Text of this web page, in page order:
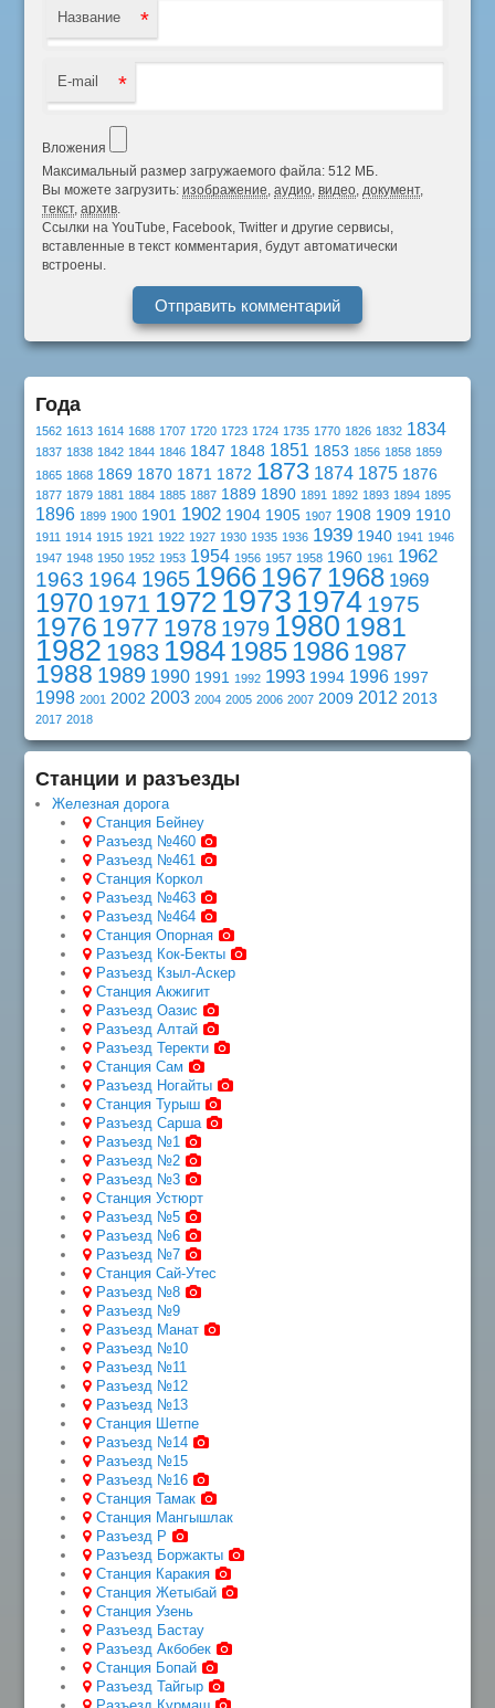
Название *
E-mail *
Вложения
Максимальный размер загружаемого файла: 512 МБ.
Вы можете загрузить:изображение,аудио,видео,документ,
текст,архив.
Ссылки на YouTube, Facebook, Twitter и другие сервисы,
вставленные в текст комментария, будут автоматически
встроены.
Года
1562 1613 1614 1688 1707 1720 1723 1724 1735 1770 1826 1832 1834
1837 1838 1842 1844 1846 1847 1848 1851 1853 1856 1858 1859
1865 1868 1869 1870 1871 1872 1873 1874 1875 1876
1877 1879 1881 1884 1885 1887 1889 1890 1891 1892 1893 1894 1895
1896 1899 1900 1901 1902 1904 1905 1907 1908 1909 1910
1911 1914 1915 1921 1922 1927 1930 1935 1936 1939 1940 1941 1946
1947 1948 1950 1952 1953 1954 1956 1957 1958 1960 1961 1962
1963 1964 1965 1966 1967 1968 1969
1970 1971 1972 1973 1974 1975
1976 1977 1978 1979 1980 1981
1982 1983 198419851986 1987
1988 1989 1990 1991 1992 1993 1994 1996 1997
1998 2001 2002 2003 2004 2005 2006 2007 2009 2012 2013
2017 2018
Станции и разъезды
Железная дорога
Станция Бейнеу
Разъезд №460
Разъезд №461
Станция Коркол
Разъезд №463
Разъезд №464
Станция Опорная
Разъезд Кок-Бекты
Разъезд Кзыл-Аскер
Станция Акжигит
Разъезд Оазис
Разъезд Алтай
Разъезд Теректи
Станция Сам
Разъезд Ногайты
Станция Турыш
Разъезд Сарша
Разъезд №1
Разъезд №2
Разъезд №3
Станция Устюрт
Разъезд №5
Разъезд №6
Разъезд №7
Станция Сай-Утес
Разъезд №8
Разъезд №9
Разъезд Манат
Разъезд №10
Разъезд №11
Разъезд №12
Разъезд №13
Станция Шетпе
Разъезд №14
Разъезд №15
Разъезд №16
Станция Тамак
Станция Мангышлак
Разъезд Р
Разъезд Боржакты
Станция Каракия
Станция Жетыбай
Станция Узень
Разъезд Бастау
Разъезд Акбобек
Станция Бопай
Разъезд Тайгыр